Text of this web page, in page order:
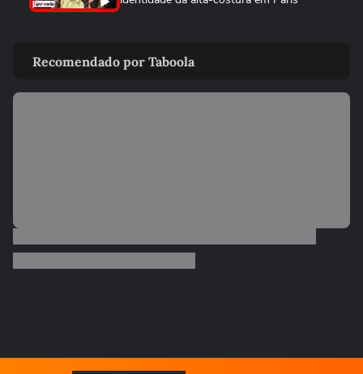
com veludo neste inverno
MODA
Fiorentino apostam no xadrez...
Recomendado por Taboola